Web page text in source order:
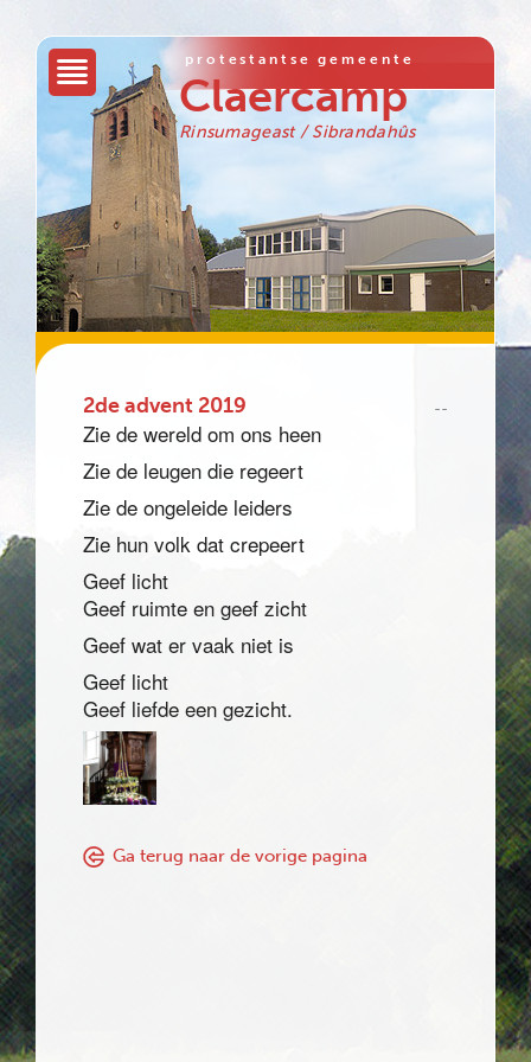
protestantse gemeente
Claercamp
Rinsumageast / Sibrandahûs
--
2de advent 2019
Zie de wereld om ons heen
Zie de leugen die regeert
Zie de ongeleide leiders
Zie hun volk dat crepeert
Geef licht
Geef ruimte en geef zicht
Geef wat er vaak niet is
Geef licht
Geef liefde een gezicht.
Ga terug naar de vorige pagina